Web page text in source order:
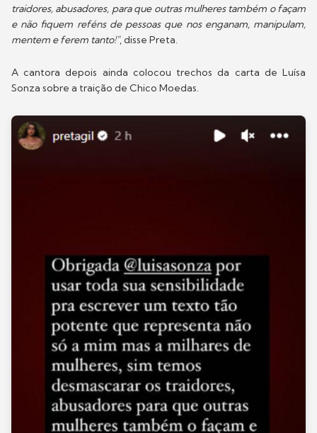
traidores, abusadores, para que outras mulheres também o façam
e não fiquem reféns de pessoas que nos enganam, manipulam,
mentem e ferem tanto!", disse Preta.
A cantora depois ainda colocou trechos da carta de Luísa
Sonza sobre a traição de Chico Moedas.